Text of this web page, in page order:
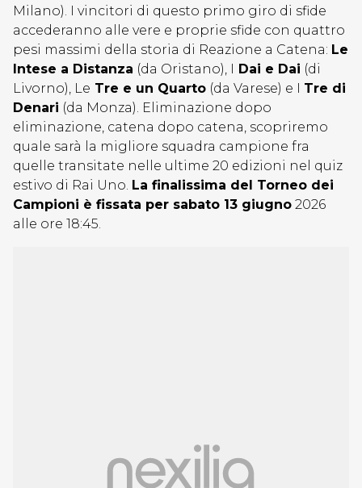
Milano). I vincitori di questo primo giro di sfide
accederanno alle vere e proprie sfide con quattro
pesi massimi della storia di Reazione a Catena: Le
Intese a Distanza (da Oristano), I Dai e Dai (di
Livorno), Le Tre e un Quarto (da Varese) e I Tre di
Denari (da Monza). Eliminazione dopo
eliminazione, catena dopo catena, scopriremo
quale sarà la migliore squadra campione fra
quelle transitate nelle ultime 20 edizioni nel quiz
estivo di Rai Uno. La finalissima del Torneo dei
Campioni è fissata per sabato 13 giugno 2026
alle ore 18:45.